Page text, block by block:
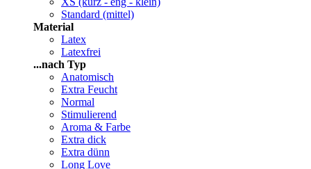
Standard (mittel)
Material
Latex
Latexfrei
...nach Typ
Anatomisch
Extra Feucht
Normal
Stimulierend
Aroma & Farbe
Extra dick
Extra dünn
Long Love